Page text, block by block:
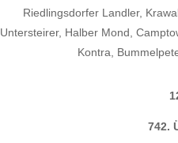
Riedlingsdorfer Landler,
Untersteirer, Halber Mond,
Kontra,
742.